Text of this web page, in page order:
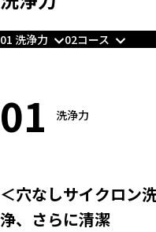
01 洗浄力 02コース
01 洗浄力
＜穴なしサイクロン
浄、さらに清潔